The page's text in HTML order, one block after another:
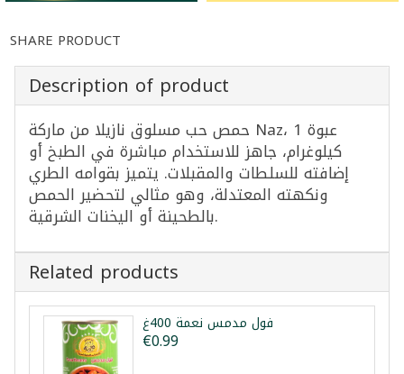
SHARE PRODUCT
Description of product
حمص حب مسلوق نازيلا من ماركة Naz، عبوة 1
كيلوغرام، جاهز للاستخدام مباشرة في الطبخ أو
إضافته للسلطات والمقبلات. يتميز بقوامه الطري
ونكهته المعتدلة، وهو مثالي لتحضير الحمص
بالطحينة أو اليخنات الشرقية.
Related products
فول مدمس نعمة 400غ
€0.99